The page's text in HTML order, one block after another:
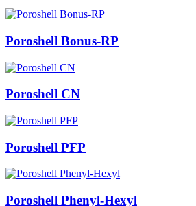
Poroshell Bonus-RP
Poroshell CN
Poroshell PFP
Poroshell Phenyl-Hexyl